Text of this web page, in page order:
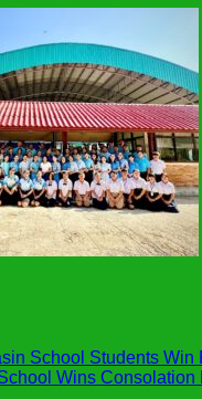
School Students
Wins